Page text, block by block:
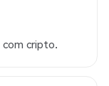
com cripto.